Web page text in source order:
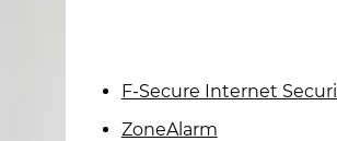
F-Secure Internet
ZoneAlarm